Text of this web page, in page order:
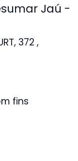
Jaú -
372 ,
fins